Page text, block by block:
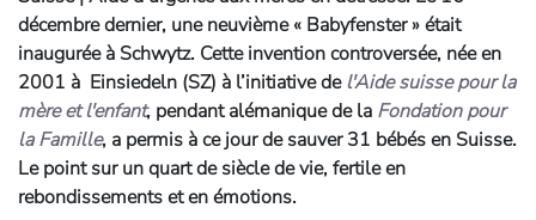
décembre dernier, une neuvième « Babyfenster » était
inaugurée à Schwytz. Cette invention controversée, née en
2001 à Einsiedeln (SZ) à l’initiative del'Aide suisse pour la
mère et l'enfant, pendant alémanique de la Fondation pour
la Famille, a permis à ce jour de sauver 31 bébés en Suisse.
Le point sur un quart de siècle de vie, fertile en
rebondissements et en émotions.